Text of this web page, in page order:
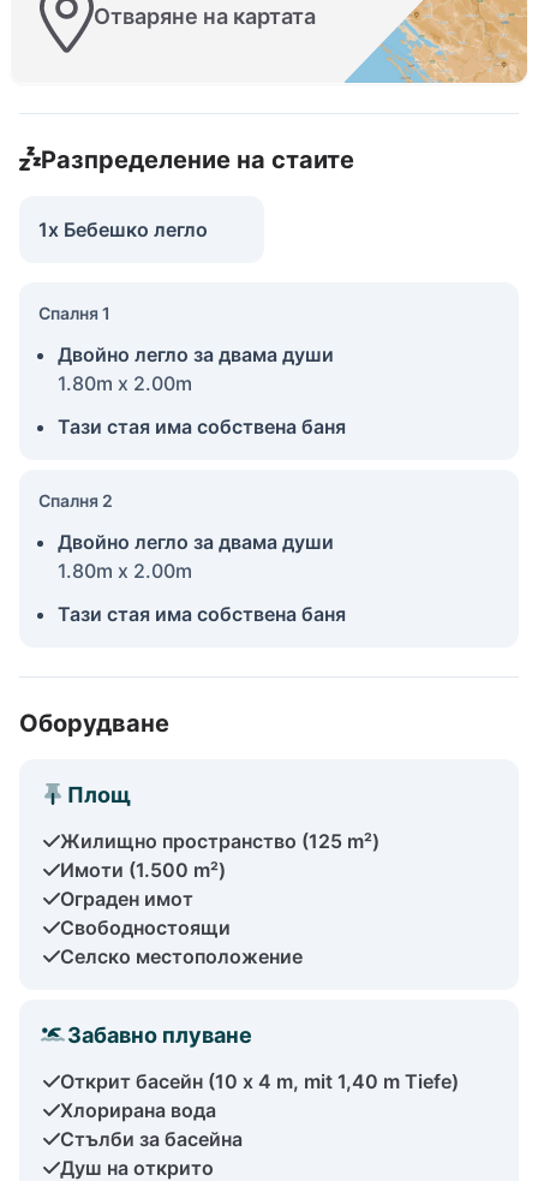
Отваряне на картата
Разпределение на стаите
1x Бебешко легло
Спалня 1
Двойно легло за двама души
1.80m x 2.00m
Тази стая има собствена баня
Спалня 2
Двойно легло за двама души
1.80m x 2.00m
Тази стая има собствена баня
Оборудване
Площ
Жилищно пространство (125 m²)
Имоти (1.500 m²)
Ограден имот
Свободностоящи
Селско местоположение
Забавно плуване
Открит басейн (10 x 4 m, mit 1,40 m Tiefe)
Хлорирана вода
Стълби за басейна
Душ на открито